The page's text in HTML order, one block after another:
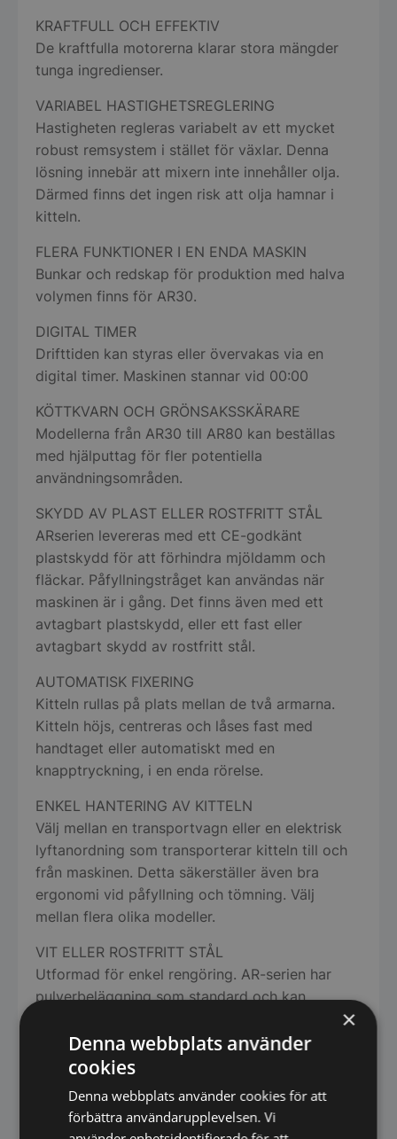
KRAFTFULL OCH EFFEKTIV
De kraftfulla motorerna klarar stora mängder
tunga ingredienser.
VARIABEL HASTIGHETSREGLERING
Hastigheten regleras variabelt av ett mycket
robust remsystem i stället för växlar. Denna
lösning innebär att mixern inte innehåller olja.
Därmed finns det ingen risk att olja hamnar i
kitteln.
FLERA FUNKTIONER I EN ENDA MASKIN
Bunkar och redskap för produktion med halva
volymen finns för AR30.
DIGITAL TIMER
Drifttiden kan styras eller övervakas via en
digital timer. Maskinen stannar vid 00:00
KÖTTKVARN OCH GRÖNSAKSSKÄRARE
Modellerna från AR30 till AR80 kan beställas
med hjälputtag för fler potentiella
användningsområden.
SKYDD AV PLAST ELLER ROSTFRITT STÅL
ARserien levereras med ett CE-godkänt
plastskydd för att förhindra mjöldamm och
fläckar. Påfyllningstråget kan användas när
maskinen är i gång. Det finns även med ett
avtagbart plastskydd, eller ett fast eller
avtagbart skydd av rostfritt stål.
AUTOMATISK FIXERING
Kitteln rullas på plats mellan de två armarna.
Kitteln höjs, centreras och låses fast med
handtaget eller automatiskt med en
knapptryckning, i en enda rörelse.
ENKEL HANTERING AV KITTELN
Välj mellan en transportvagn eller en elektrisk
lyftanordning som transporterar kitteln till och
från maskinen. Detta säkerställer även bra
ergonomi vid påfyllning och tömning. Välj
mellan flera olika modeller.
VIT ELLER ROSTFRITT STÅL
Utformad för enkel rengöring. AR-serien har
pulverbeläggning som standard och kan
SÄRSKILT FÖR PIZZA
AR40 och AR60 finns i en särskild pizzaversion
med en extra kraftfull motor som utan problem
klarar pizzadegar på 32 resp. 46 kg med 50
×
Denna webbplats använder
cookies
Denna webbplats använder cookies för att
förbättra användarupplevelsen. Vi